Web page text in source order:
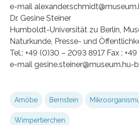
e-mail
Dr. Gesine Steiner
Humboldt-Universität zu Berlin,
Naturkunde, Presse- und
Tel.: +49 (0)30 – 2093 8917 Fax :
e-mail gesine.steiner@museum.hu-
Amöbe Bernstein
Wimpertierchen